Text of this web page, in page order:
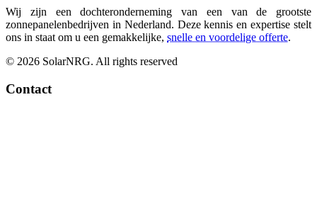
Wij zijn een dochteronderneming van een van de grootste
zonnepanelenbedrijven in Nederland. Deze kennis en expertise stelt
ons in staat om u een gemakkelijke, snelle en voordelige offerte.
© 2026 SolarNRG. All rights reserved
Contact